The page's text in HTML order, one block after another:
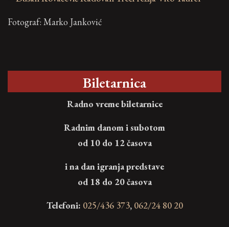
Fotograf: Marko Janković
Biletarnica
Radno vreme biletarnice
Radnim danom i subotom
od 10 do 12 časova
i na dan igranja predstave
od 18 do 20 časova
Telefoni: 025/436 373, 062/24 80 20